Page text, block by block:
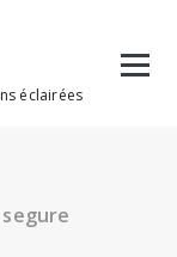
éclairées